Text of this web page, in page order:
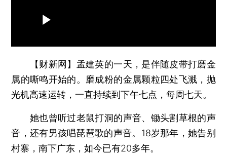
【财新网】 孟建英的一天，是伴随皮带打磨金
属的嘶鸣开始的。磨成粉的金属颗粒四处飞溅，抛
光机高速运转，一直持续到下午七点，每周七天。
她也曾听过老鼠打洞的声音、锄头割草根的声
音，还有男孩唱琵琶歌的声音。18岁那年，她告别
村寨，南下广东，如今已有20多年。